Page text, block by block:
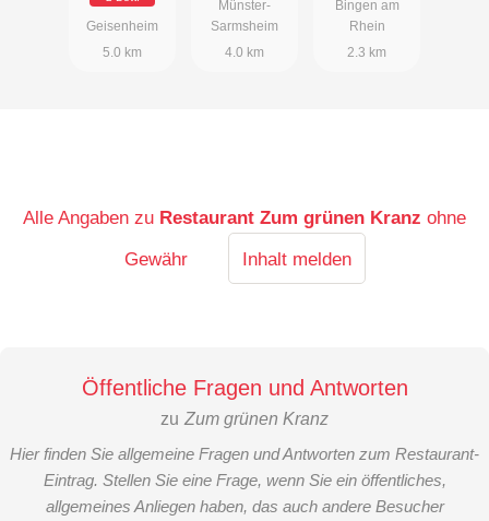
Geisenheim
5.0 km
Münster-
Sarmsheim
4.0 km
Bingen am
Rhein
2.3 km
Alle Angaben zu Restaurant Zum grünen Kranz ohne
Gewähr
Inhalt melden
Öffentliche Fragen und Antworten
zu Zum grünen Kranz
Hier finden Sie allgemeine Fragen und Antworten zum Restaurant-
Eintrag. Stellen Sie eine Frage, wenn Sie ein öffentliches,
allgemeines Anliegen haben, das auch andere Besucher